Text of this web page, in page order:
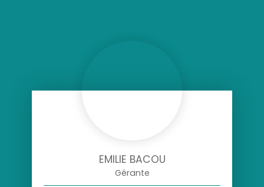
EMILIE BACOU
Gérante